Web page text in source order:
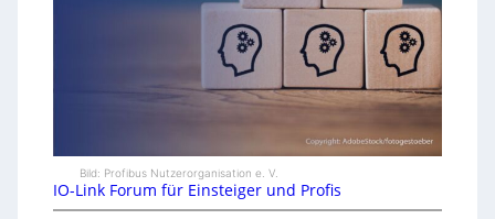
Bild: Profibus Nutzerorganisation e. V.
IO-Link Forum für Einsteiger und Profis